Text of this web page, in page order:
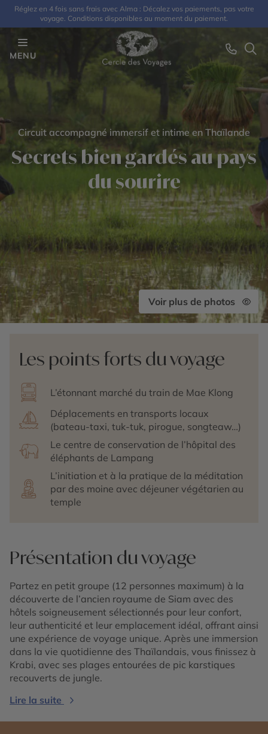
Réglez en 4 fois sans frais avec Alma : Décalez vos paiements, pas votre
voyage. Conditions disponibles au moment du paiement.
MENU
Circuit accompagné immersif et intime en Thaïlande
Secrets bien gardés au pays
du sourire
Voir plus de photos
Les points forts du voyage
L’étonnant marché du train de Mae Klong
Déplacements en transports locaux
(bateau-taxi, tuk-tuk, pirogue, songteaw…)
Le centre de conservation de l’hôpital des
éléphants de Lampang
L’initiation et à la pratique de la méditation
par des moine avec déjeuner végétarien au
temple
Présentation du voyage
Partez en petit groupe (12 personnes maximum) à la
découverte de l’ancien royaume de Siam avec des
hôtels soigneusement sélectionnés pour leur confort,
leur authenticité et leur emplacement idéal, offrant ainsi
une expérience de voyage unique. Après une immersion
dans la vie quotidienne des Thaïlandais, vous finissez à
Krabi, avec ses plages entourées de pic karstiques
recouverts de jungle.
Lire la suite